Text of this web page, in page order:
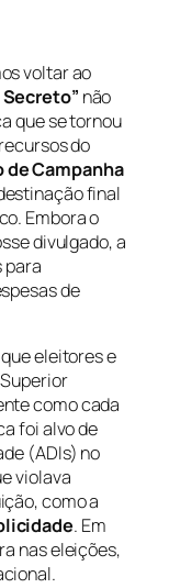
voltar ao
não
que se tornou
do
de Campanha
final
Embora o
divulgado, a
para
de
eleitores e
como cada
foi alvo de
(ADIs) no
violava
como a
. Em
nas eleições,